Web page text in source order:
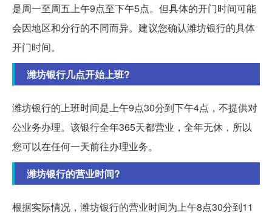
是周一至周五上午9点至下午5点。但具体的开门时间可能
会因地区和分行的不同而异。建议您确认潍坊银行的具体
开门时间。
潍坊银行几点开始上班?
潍坊银行的上班时间是上午9点30分到下午4点，不提供对
公业务办理。该银行全年365天都营业，全年无休，所以
您可以在任何一天前往办理业务。
潍坊银行的营业时间?
根据实际情况，潍坊银行的营业时间为上午8点30分到11